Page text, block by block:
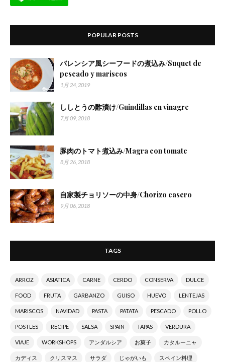
POPULAR POSTS
バレンシア風シーフードの煮込み/Suquet de
pescado y mariscos
1月 24, 2019
ししとうの酢漬け/Guindillas en vinagre
7月 09, 2018
豚肉のトマト煮込み/Magra con tomate
8月 26, 2018
自家製チョリソーの中身/Chorizo casero
9月 06, 2018
TAGS
ARROZ ASIATICA CARNE CERDO CONSERVA DULCE
FOOD FRUTA GARBANZO GUISO HUEVO LENTEJAS
MARISCOS NAVIDAD PASTA PATATA PESCADO POLLO
POSTLES RECIPE SALSA SPAIN TAPAS VERDURA
VIAJE WORKSHOPS アンダルシア お菓子 カタルーニャ
カディス クリスマス サラダ じゃがいも スペイン料理